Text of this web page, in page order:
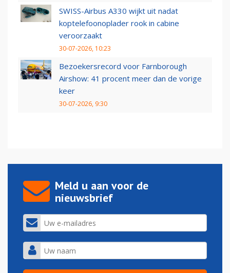
SWISS-Airbus A330 wijkt uit nadat
koptelefoonoplader rook in cabine
veroorzaakt
30-07-2026, 10:23
Bezoekersrecord voor Farnborough
Airshow: 41 procent meer dan de vorige
keer
30-07-2026, 9:30
Meld u aan voor de
nieuwsbrief